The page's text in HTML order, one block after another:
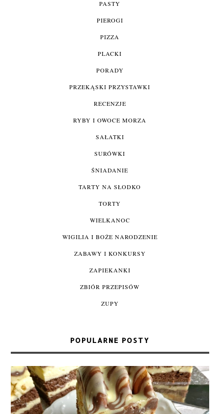
PASTY
PIEROGI
PIZZA
PLACKI
PORADY
PRZEKĄSKI PRZYSTAWKI
RECENZJE
RYBY I OWOCE MORZA
SAŁATKI
SURÓWKI
ŚNIADANIE
TARTY NA SŁODKO
TORTY
WIELKANOC
WIGILIA I BOŻE NARODZENIE
ZABAWY I KONKURSY
ZAPIEKANKI
ZBIÓR PRZEPISÓW
ZUPY
POPULARNE POSTY